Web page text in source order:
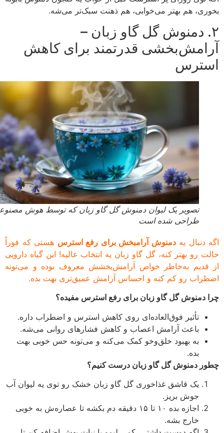
هم بهتر می‌خوابی، هم ذهنت سبک‌تر می‌شه.
دمنوش گل گاو زبان –
قدرتمند برای کاهش
تصویر یک لیوان دمنوش گل گاو زبان که توسط هوش مصنوعی
طراحی شده است
دنبال یه دمنوش آرامبخش برای رفع استرسهستی که فوراً
رو بهتر کنه، گل گاو زبان یه انتخاب عالیه! این گیاه دارویی
قدیم به‌خاطر خواص آرامش‌بخشش معروف بوده و می‌تونه
رو کم کنه و احساس آرامش عمیق‌تری بهت بده.
دمنوش گل گاو زبان برای رفع استرس مفیده؟
تأثیر فوق‌العاده‌ای روی کاهش استرس و اضطراب داره.
باعث آرامش اعصاب و کاهش فشارهای روانی می‌شه.
به بهبود خلق‌وخو کمک می‌کنه و می‌تونه حس خوبی بهت
دمنوش گل گاو زبان درست کنیم؟
یک قاشق غذاخوری گل گاو زبان خشک رو توی یه لیوان آب
جوش بریز.
اجازه بده ۱۰ تا ۱۵ دقیقه دم بکشه تا عصاره‌ش به خوبی
خارج بشه.